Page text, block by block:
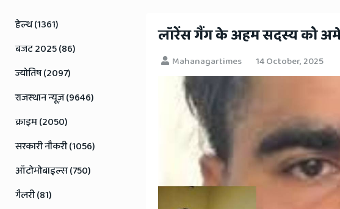
Hindi
News,
Hindi
Samachar,
Jaipur
Rajasthan
News
​लॉरेंस गैंग के अहम सदस्य को
Mahanagartimes 14 October, 2025
हेल्थ (1361)
बजट 2025 (86)
ज्योतिष (2097)
राजस्थान न्यूज़ (9646)
क्राइम (2050)
सरकारी नौकरी (1056)
ऑटोमोबाइल्स (750)
गैलरी (81)